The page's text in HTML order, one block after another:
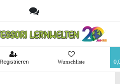
Registrieren